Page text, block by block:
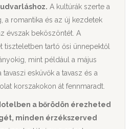
A kultúrák szerte a
a romantika és az új kezdetek
évszak beköszöntét. A
tiszteletben tartó ősi ünnepektől
mint például a május
esküvők a tavasz és a
korszakokon át fennmaradt.
a bőrödön érezheted
minden érzékszerved